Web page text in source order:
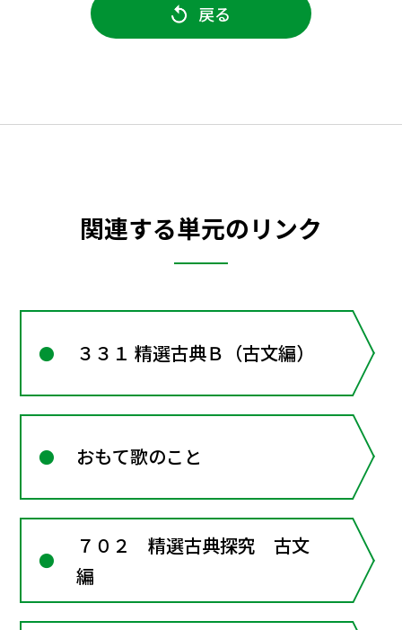
戻る
関連する単元のリンク
３３１ 精選古典Ｂ（古文編）
おもて歌のこと
７０２ 精選古典探究 古文
編